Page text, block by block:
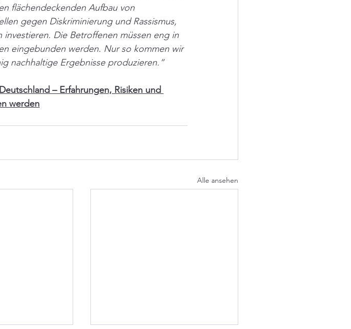
flächendeckenden Aufbau von
gegen Diskriminierung und Rassismus,
Die Betroffenen müssen eng in
eingebunden werden. Nur so kommen wir
nachhaltige Ergebnisse produzieren.“
– Erfahrungen, Risiken und
werden
Alle ansehen